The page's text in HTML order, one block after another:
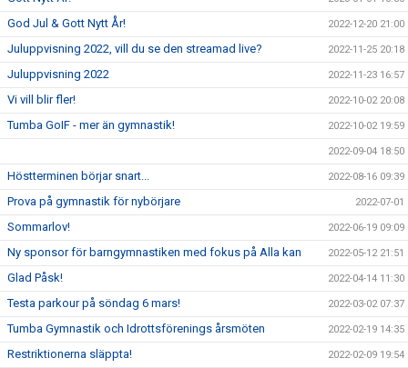
God Jul & Gott Nytt År! 2022-12-20 21:00
Juluppvisning 2022, vill du se den streamad live? 2022-11-25 20:18
Juluppvisning 2022 2022-11-23 16:57
Vi vill blir fler! 2022-10-02 20:08
Tumba GoIF - mer än gymnastik! 2022-10-02 19:59
2022-09-04 18:50
Höstterminen börjar snart... 2022-08-16 09:39
Prova på gymnastik för nybörjare 2022-07-01
Sommarlov! 2022-06-19 09:09
Ny sponsor för barngymnastiken med fokus på Alla kan 2022-05-12 21:51
Glad Påsk! 2022-04-14 11:30
Testa parkour på söndag 6 mars! 2022-03-02 07:37
Tumba Gymnastik och Idrottsförenings årsmöten 2022-02-19 14:35
Restriktionerna släppta! 2022-02-09 19:54